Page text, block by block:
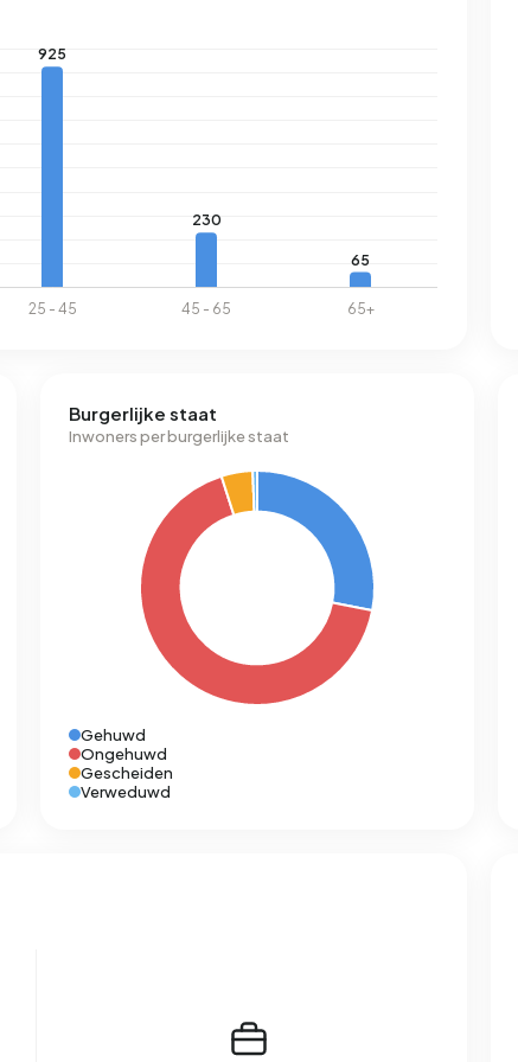
Burgerlijke staat
Inwoners per burgerlijke staat
Gehuwd
Ongehuwd
Gescheiden
Verweduwd